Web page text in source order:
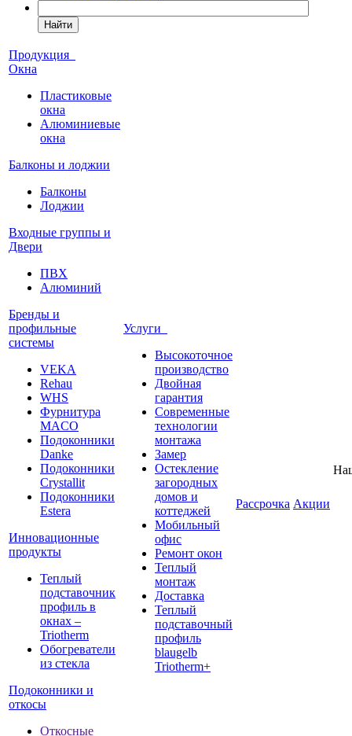
Найти
Продукция
Окна
Пластиковые
окна
Алюминиевые
окна
Балконы и лоджии
Балконы
Лоджии
Входные группы и
Двери
ПВХ
Алюминий
Бренды и
профильные
системы
VEKA
Rehau
WHS
Фурнитура
MACO
Подоконники
Danke
Подоконники
Crystallit
Подоконники
Estera
Инновационные
продукты
Теплый
подставочник
профиль в
окнах –
Triotherm
Обогреватели
из стекла
Подоконники и
откосы
Откосные
Услуги
Высокоточное
производство
Двойная
гарантия
Современные
технологии
монтажа
Замер
Остекление
загородных
домов и
коттеджей
Мобильный
офис
Ремонт окон
Теплый
монтаж
Доставка
Теплый
подставочный
профиль
blaugelb
Triotherm+
Рассрочка Акции